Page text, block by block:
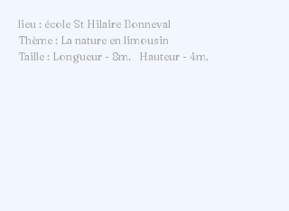
lieu : école St Hilaire Bonneval
Thème : La nature en limousin
Taille : Longueur - 8m. Hauteur - 4m.